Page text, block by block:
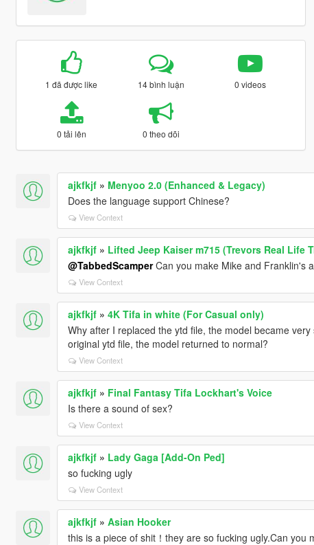
1 đã được like 14 bình luận 0 videos
0 tải lên 0 theo dõi
ajkfkjf» Menyoo 2.0 (Enhanced & Legacy)
Does the language support Chinese?
View Context
ajkfkjf» Lifted Jeep Kaiser m715 (Trevors Real Life
@TabbedScamperCan you make Mike and Franklin's
View Context
ajkfkjf» 4K Tifa in white (For Casual only)
Why after I replaced the ytd file, the model became
original ytd file, the model returned to normal?
View Context
ajkfkjf» Final Fantasy Tifa Lockhart's Voice
Is there a sound of sex?
View Context
ajkfkjf» Lady Gaga [Add-On Ped]
so fucking ugly
View Context
ajkfkjf» Asian Hooker
this is a piece of shit！they are so fucking ugly.Can you